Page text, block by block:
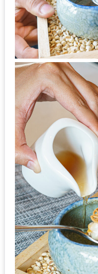
ชาติ
2557
ร้าน
หมู
กระทะ
ทั่ว
เชียงใหม่
TOP30
ราคา
ไม่
เกิน
รีวิว
ดี
กับ
วงใน
แจก